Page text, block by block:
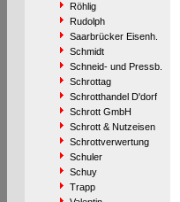
Röhlig
Rudolph
Saarbrücker Eisenh.
Schmidt
Schneid- und Pressb.
Schrottag
Schrotthandel D'dorf
Schrott GmbH
Schrott & Nutzeisen
Schrottverwertung
Schuler
Schuy
Trapp